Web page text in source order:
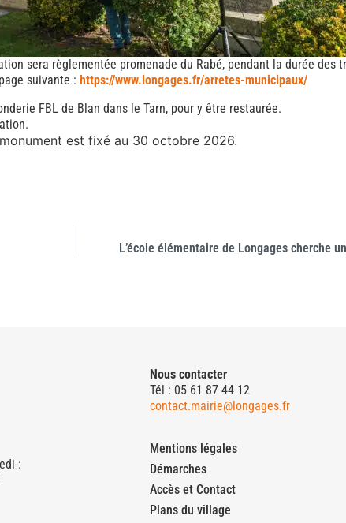
sera règlementée promenade du Rabé, pendant la durée des
suivante : https://www.longages.fr/arretes-municipaux/
FBL de Blan dans le Tarn, pour y être restaurée.
est fixé au 30 octobre 2026.
L’école élémentaire de Longages cherche
:
Nous contacter
Tél : 05 61 87 44 12
contact.mairie@longages.fr
Mentions légales
Démarches
Accès et Contact
Plans du village